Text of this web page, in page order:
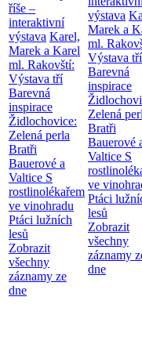
říše –
interaktivní
výstava Karel,
Marek a Karel
ml. Rakovští:
Výstava tří
Barevná
inspirace
Židlochovice:
Zelená perla
Bratři
Bauerové a
Valtice S
rostlinolékařem
ve vinohradu
Ptáci lužních
lesů
Zobrazit
všechny
záznamy ze
dne
výstava
Marek a
ml.
Výstava tří
Barevná
inspirace
Zelená
Bratři
Bauerové
Valtice S
ve
Ptáci
lesů
Zobrazit
všechny
záznamy
dne